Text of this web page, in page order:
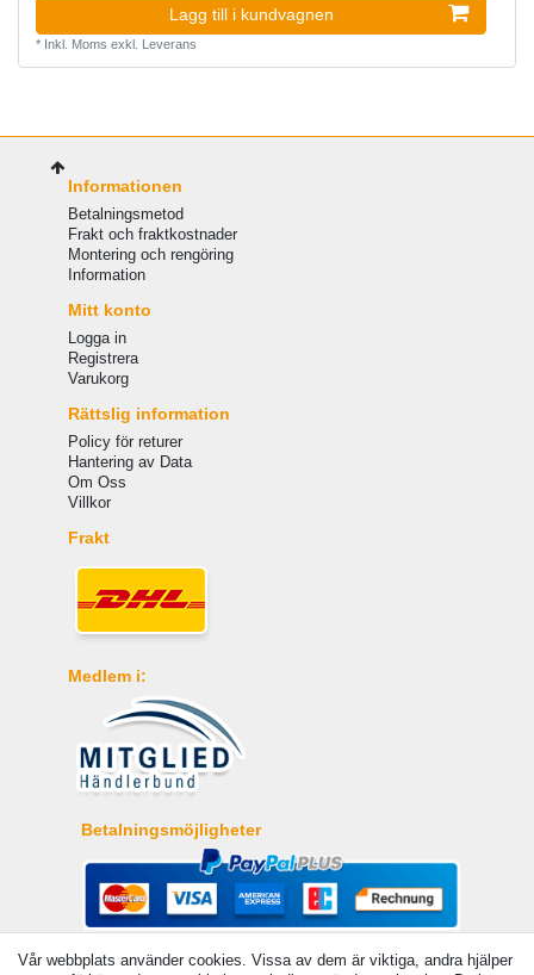
Lagg till i kundvagnen
* Inkl. Moms exkl. Leverans
Informationen
Betalningsmetod
Frakt och fraktkostnader
Montering och rengöring
Information
Mitt konto
Logga in
Registrera
Varukorg
Rättslig information
Policy för returer
Hantering av Data
Om Oss
Villkor
Frakt
Medlem i:
Betalningsmöjligheter
Vår webbplats använder cookies. Vissa av dem är viktiga, andra hjälper